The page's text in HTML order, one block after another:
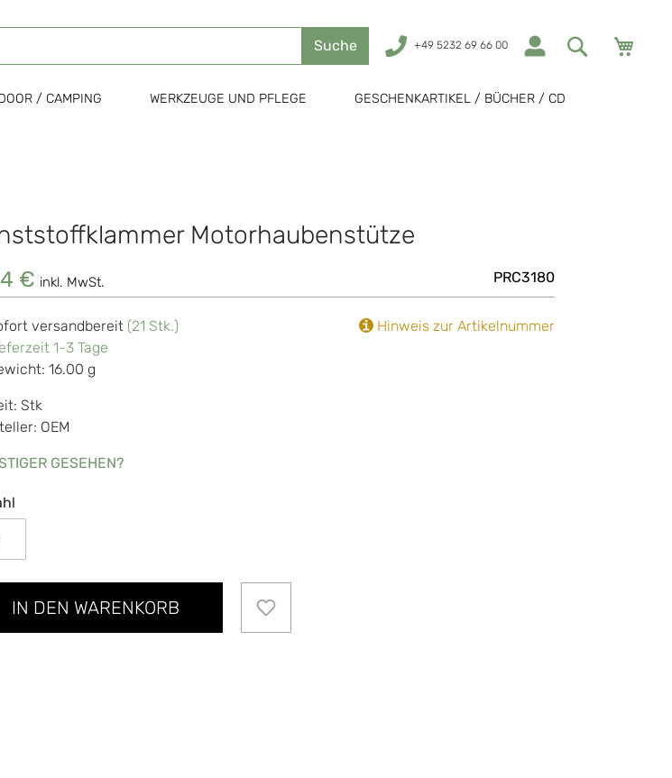
Suche +49 5232 69 66 00
/ CAMPING WERKZEUGE UND PFLEGE GESCHENKARTIKEL / BÜCHER / CD
Motorhaubenstütze
€ inkl. MwSt. PRC3180
versandbereit (21 Stk.)
1-3 Tage
16.00 g
Stk
OEM
GESEHEN?
Hinweis zur Artikelnummer
IN DEN WARENKORB